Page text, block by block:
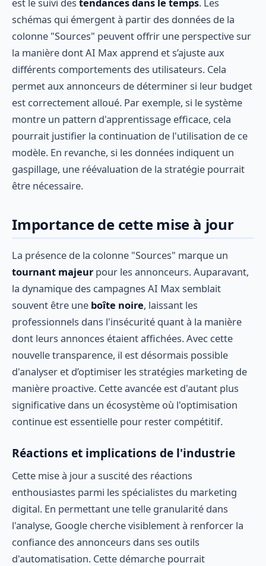
est le suivi des tendances dans le temps. Les
schémas qui émergent à partir des données de la
colonne "Sources" peuvent offrir une perspective sur
la manière dont AI Max apprend et s’ajuste aux
différents comportements des utilisateurs. Cela
permet aux annonceurs de déterminer si leur budget
est correctement alloué. Par exemple, si le système
montre un pattern d'apprentissage efficace, cela
pourrait justifier la continuation de l'utilisation de ce
modèle. En revanche, si les données indiquent un
gaspillage, une réévaluation de la stratégie pourrait
être nécessaire.
Importance de cette mise à jour
La présence de la colonne "Sources" marque un
tournant majeur pour les annonceurs. Auparavant,
la dynamique des campagnes AI Max semblait
souvent être une boîte noire, laissant les
professionnels dans l'insécurité quant à la manière
dont leurs annonces étaient affichées. Avec cette
nouvelle transparence, il est désormais possible
d'analyser et d’optimiser les stratégies marketing de
manière proactive. Cette avancée est d'autant plus
significative dans un écosystème où l'optimisation
continue est essentielle pour rester compétitif.
Réactions et implications de l'industrie
Cette mise à jour a suscité des réactions
enthousiastes parmi les spécialistes du marketing
digital. En permettant une telle granularité dans
l'analyse, Google cherche visiblement à renforcer la
confiance des annonceurs dans ses outils
d'automatisation. Cette démarche pourrait